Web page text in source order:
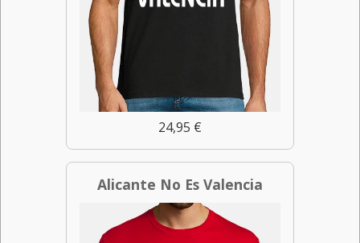
24,95 €
Alicante No Es Valencia